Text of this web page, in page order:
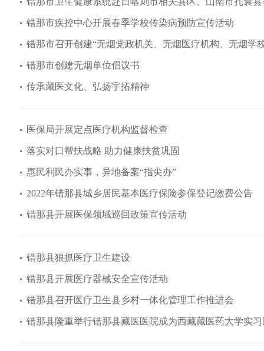
错那市疾控中心开展春季学校传染病预防宣传活动
错那市召开创建“无烟党政机关、无烟医疗机构、无烟学
错那市创建无烟单位倡议书
传承藏医文化、弘扬宇拓精神
医保局开展定点医疗机构监督检查
落实对口帮扶战略 助力健康扶贫巩固
惠民利民办实事，异地备案“指尖办”
2022年错那县城乡居民基本医疗保险参保登记缴费公告
错那县开展医保领域巡回政策宣传活动
​错那县狠抓医疗卫生建设
错那县开展医疗器械安全宣传活动
错那县召开医疗卫生县乡村一体化管理工作推进会
错那县隆重举行错那县藏医医院成为西藏藏医药大学实